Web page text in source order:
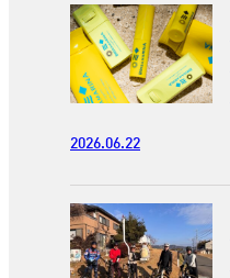
2026.06.22